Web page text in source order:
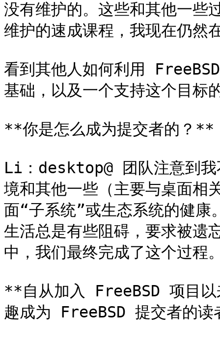
没有维护的。这些和其他一
维护的速成课程，我现在仍然
看到其他人如何利用
基础，以及一个支持这个目标
**你是怎么成为提交者的？**
Li：desktop@ 团队注意到
境和其他一些（主要与桌面
面“子系统”或生态系统的健康
生活总是有些阻碍，要求被遗
中，我们最终完成了这个过程
**自从加入 FreeBSD 项目以
趣成为 FreeBSD 提交者的